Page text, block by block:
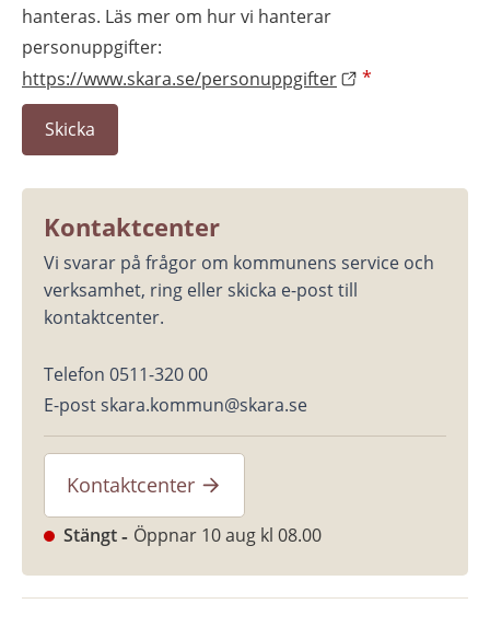
hanteras. Läs mer om hur vi hanterar
personuppgifter:
https://www.skara.se/personuppgifter
*
Kontaktcenter
Vi svarar på frågor om kommunens service och
verksamhet, ring eller skicka e-post till
kontaktcenter.
Telefon 0511-320 00
E-post skara.kommun@skara.se
Kontaktcenter
Stängt Öppnar 10 aug kl 08.00